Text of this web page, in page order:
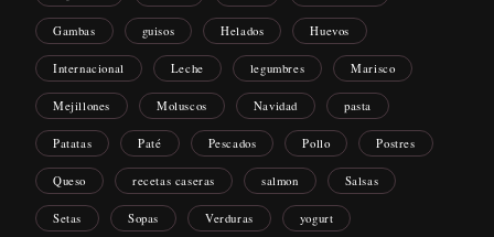
Gambas guisos Helados Huevos
Internacional Leche legumbres Marisco
Mejillones Moluscos Navidad pasta
Patatas Paté Pescados Pollo Postres
Queso recetas caseras salmon Salsas
Setas Sopas Verduras yogurt